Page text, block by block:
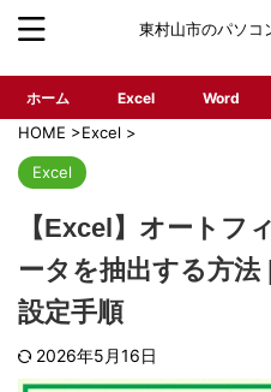
東村山市のパソコ
ホーム Excel Word
HOME >Excel >
Excel
【Excel】オートフ
ータを抽出する方
設定手順
2026年5月16日